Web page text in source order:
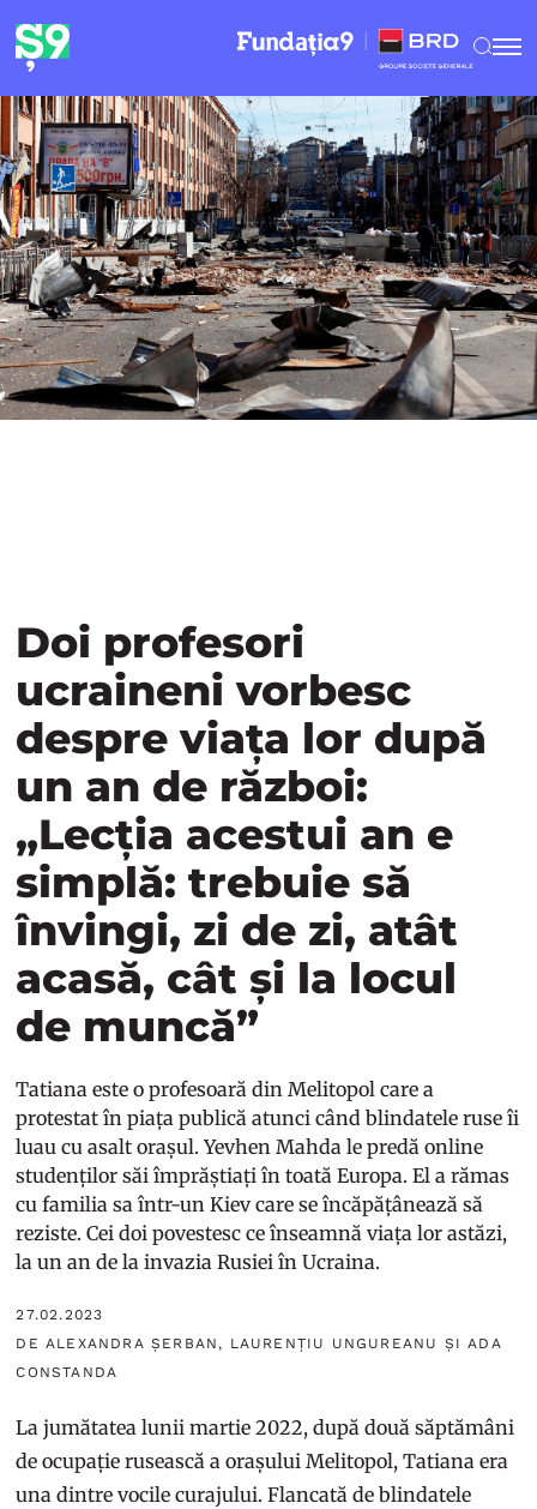
Doi profesori
ucraineni vorbesc
despre viața lor după
un an de război:
„Lecția acestui an e
simplă: trebuie să
învingi, zi de zi, atât
acasă, cât și la locul
de muncă”
Tatiana este o profesoară din Melitopol care a
protestat în piața publică atunci când blindatele ruse îi
luau cu asalt orașul. Yevhen Mahda le predă online
studenților săi împrăștiați în toată Europa. El a rămas
cu familia sa într-un Kiev care se încăpățânează să
reziste. Cei doi povestesc ce înseamnă viața lor astăzi,
la un an de la invazia Rusiei în Ucraina.
27.02.2023
DE ALEXANDRA ȘERBAN, LAURENȚIU UNGUREANU ȘI ADA
CONSTANDA
La jumătatea lunii martie 2022, după două săptămâni
de ocupație rusească a orașului Melitopol, Tatiana era
una dintre vocile curajului. Flancată de blindatele